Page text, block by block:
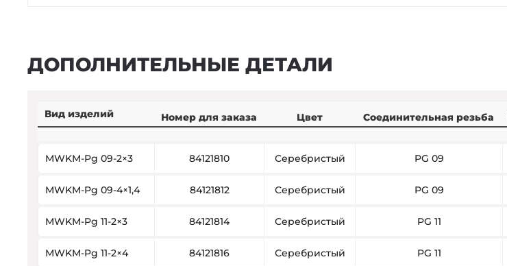
ДОПОЛНИТЕЛЬНЫЕ ДЕТАЛИ
Вид изделий Номер для заказа Цвет Соединительная резьба
MWKM-Pg 09-2×3 84121810 Серебристый PG 09
MWKM-Pg 09-4×1,4 84121812 Серебристый PG 09
MWKM-Pg 11-2×3 84121814 Серебристый PG 11
MWKM-Pg 11-2×4 84121816 Серебристый PG 11